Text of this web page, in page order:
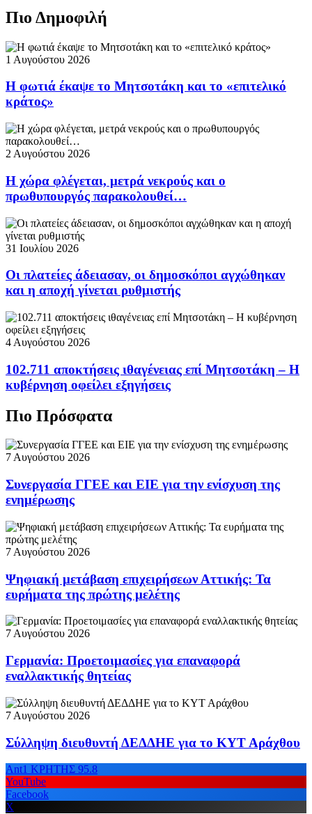
Πιο Δημοφιλή
1 Αυγούστου 2026
Η φωτιά έκαψε το Μητσοτάκη και το «επιτελικό
κράτος»
2 Αυγούστου 2026
Η χώρα φλέγεται, μετρά νεκρούς και ο
πρωθυπουργός παρακολουθεί…
31 Ιουλίου 2026
Οι πλατείες άδειασαν, οι δημοσκόποι αγχώθηκαν
και η αποχή γίνεται ρυθμιστής
4 Αυγούστου 2026
102.711 αποκτήσεις ιθαγένειας επί Μητσοτάκη – Η
κυβέρνηση οφείλει εξηγήσεις
Πιο Πρόσφατα
7 Αυγούστου 2026
Συνεργασία ΓΓΕΕ και ΕΙΕ για την ενίσχυση της
ενημέρωσης
7 Αυγούστου 2026
Ψηφιακή μετάβαση επιχειρήσεων Αττικής: Τα
ευρήματα της πρώτης μελέτης
7 Αυγούστου 2026
Γερμανία: Προετοιμασίες για επαναφορά
εναλλακτικής θητείας
7 Αυγούστου 2026
Σύλληψη διευθυντή ΔΕΔΔΗΕ για το ΚΥΤ Αράχθου
Ant1 ΚΡΗΤΗΣ 95.8
YouTube
Facebook
X